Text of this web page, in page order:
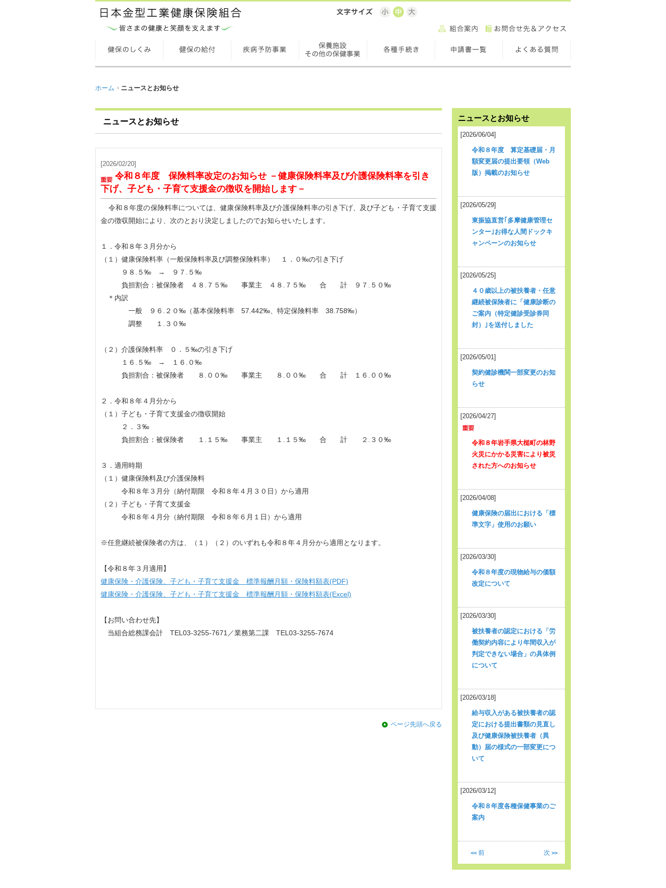
ホーム ニュースとお知らせ
ニュースとお知らせ
[2026/02/20]
令和８年度 保険料率改定のお知らせ －健康保険料率及び介護保険料率を引き
下げ、子ども・子育て支援金の徴収を開始します－
令和８年度の保険料率については、健康保険料率及び介護保険料率の引き下げ、及び子ども・子育て支援
金の徴収開始により、次のとおり決定しましたのでお知らせいたします。
１．令和８年３月分から
（１）健康保険料率（一般保険料率及び調整保険料率） １．０‰の引き下げ
９８.５‰ → ９７.５‰
負担割合：被保険者 ４８.７５‰ 事業主 ４８.７５‰ 合 計 ９７.５０‰
＊内訳
一般 ９６.２０‰（基本保険料率 57.442‰、特定保険料率 38.758‰）
調整 １.３０‰
（２）介護保険料率 ０．５‰の引き下げ
１６.５‰ → １６.０‰
負担割合：被保険者 ８.００‰ 事業主 ８.００‰ 合 計 １６.００‰
２．令和８年４月分から
（１）子ども・子育て支援金の徴収開始
２．３‰
負担割合：被保険者 １.１５‰ 事業主 １.１５‰ 合 計 ２.３０‰
３．適用時期
（１）健康保険料及び介護保険料
令和８年３月分（納付期限 令和８年４月３０日）から適用
（２）子ども・子育て支援金
令和８年４月分（納付期限 令和８年６月１日）から適用
※任意継続被保険者の方は、（１）（２）のいずれも令和８年４月分から適用となります。
【令和８年３月適用】
健康保険・介護保険、子ども・子育て支援金 標準報酬月額・保険料額表(PDF)
健康保険・介護保険、子ども・子育て支援金 標準報酬月額・保険料額表(Excel)
【お問い合わせ先】
当組合総務課会計 TEL03-3255-7671／業務第二課 TEL03-3255-7674
ページ先頭へ戻る
ニュースとお知らせ
[2026/06/04]
令和８年度 算定基礎届・月
額変更届の提出要領（Web
版）掲載のお知らせ
[2026/05/29]
東振協直営｢多摩健康管理セ
ンター｣お得な人間ドックキ
ャンペーンのお知らせ
[2026/05/25]
４０歳以上の被扶養者・任意
継続被保険者に「健康診断の
ご案内（特定健診受診券同
封）｣を送付しました
[2026/05/01]
契約健診機関一部変更のお知
らせ
[2026/04/27]
令和８年岩手県大槌町の林野
火災にかかる災害により被災
された方へのお知らせ
[2026/04/08]
健康保険の届出における「標
準文字」使用のお願い
[2026/03/30]
令和８年度の現物給与の価額
改定について
[2026/03/30]
被扶養者の認定における「労
働契約内容により年間収入が
判定できない場合」の具体例
について
[2026/03/18]
給与収入がある被扶養者の認
定における提出書類の見直し
及び健康保険被扶養者（異
動）届の様式の一部変更につ
いて
[2026/03/12]
令和８年度各種保健事業のご
案内
<< 前 次 >>